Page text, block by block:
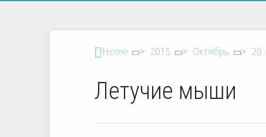
Home > 2015 > Октябрь > 20
Летучие мыши